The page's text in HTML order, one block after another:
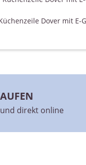
Dover mit E-
direkt online
Ihre Wunschküche